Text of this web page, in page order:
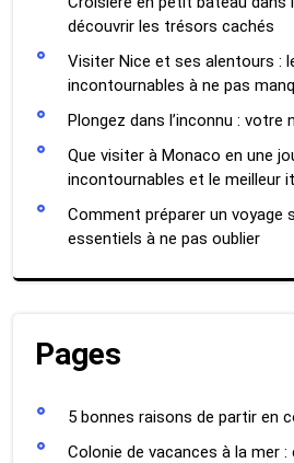
découvrir les trésors cachés
Visiter Nice et ses alentours :
incontournables à ne pas
Plongez dans l’inconnu : votre
Que visiter à Monaco en une
incontournables et le meilleur
Comment préparer un voyage
essentiels à ne pas oublier
Pages
5 bonnes raisons de partir en
Colonie de vacances à la mer